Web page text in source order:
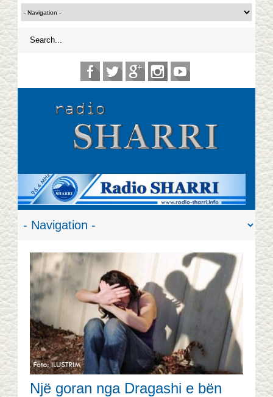
Një goran nga Dragashi e bën